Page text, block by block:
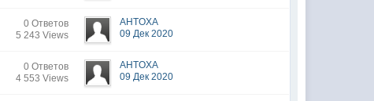
0 Ответов
5 243 Views
AHTOXA
09 Дек 2020
0 Ответов
4 553 Views
AHTOXA
09 Дек 2020